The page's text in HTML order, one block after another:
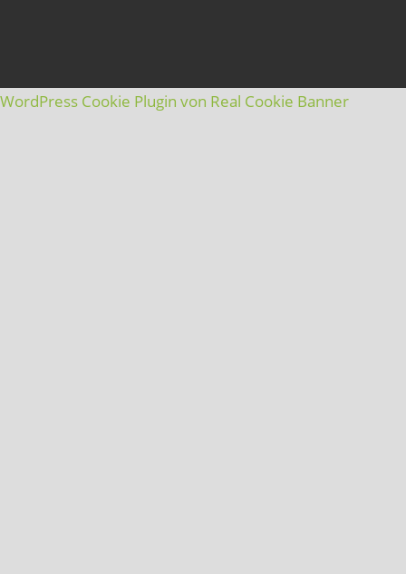
WordPress Cookie Plugin von Real Cookie Banner